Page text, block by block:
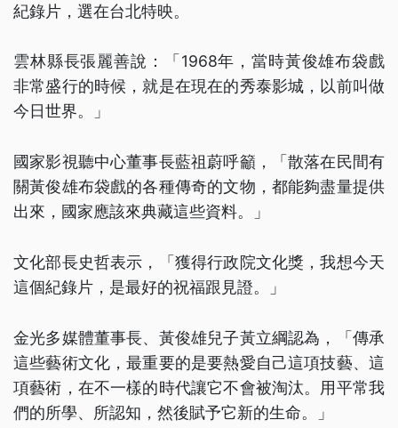
紀錄片，選在台北特映。
雲林縣長張麗善說：「1968年，當時黃俊雄布袋戲
非常盛行的時候，就是在現在的秀泰影城，以前叫做
今日世界。」
國家影視聽中心董事長藍祖蔚呼籲，「散落在民間有
關黃俊雄布袋戲的各種傳奇的文物，都能夠盡量提供
出來，國家應該來典藏這些資料。」
文化部長史哲表示，「獲得行政院文化獎，我想今天
這個紀錄片，是最好的祝福跟見證。」
金光多媒體董事長、黃俊雄兒子黃立綱認為，「傳承
這些藝術文化，最重要的是要熱愛自己這項技藝、這
項藝術，在不一樣的時代讓它不會被淘汰。用平常我
們的所學、所認知，然後賦予它新的生命。」